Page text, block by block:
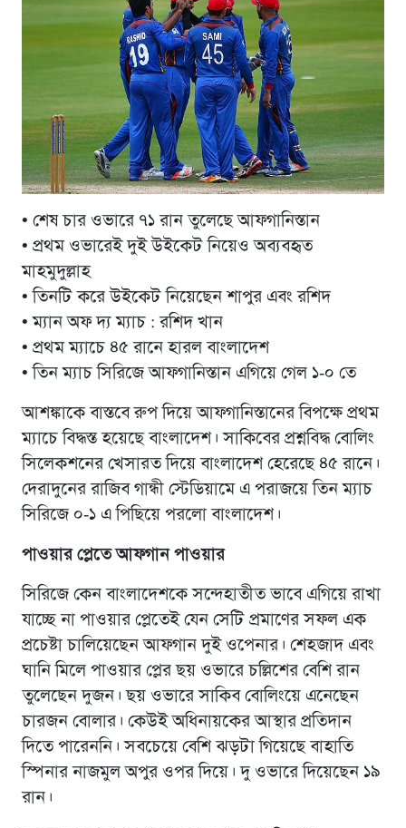
• শেষ চার ওভারে ৭১ রান তুলেছে আফগানিস্তান
• প্রথম ওভারেই দুই উইকেট নিয়েও অব্যবহৃত
মাহমুদুল্লাহ
• তিনটি করে উইকেট নিয়েছেন শাপুর এবং রশিদ
•ম্যান অফ দ্য ম্যাচ : রশিদ খান
• প্রথম ম্যাচে ৪৫ রানে হারল বাংলাদেশ
•তিন ম্যাচ সিরিজে আফগানিস্তান এগিয়ে গেল ১-০ তে
আশঙ্কাকে বাস্তবে রুপ দিয়ে আফগানিস্তানের বিপক্ষে প্রথম
ম্যাচে বিদ্ধস্ত হয়েছে বাংলাদেশ। সাকিবের প্রশ্নবিদ্ধ বোলিং
সিলেকশনের খেসারত দিয়ে বাংলাদেশ হেরেছে ৪৫ রানে।
দেরাদুনের রাজিব গান্ধী স্টেডিয়ামে এ পরাজয়ে তিন ম্যাচ
সিরিজে ০-১ এ পিছিয়ে পরলো বাংলাদেশ।
পাওয়ার প্লেতে আফগান পাওয়ার
সিরিজে কেন বাংলাদেশকে সন্দেহাতীত ভাবে এগিয়ে রাখা
যাচ্ছে না পাওয়ার প্লেতেই যেন সেটি প্রমাণের সফল এক
প্রচেষ্টা চালিয়েছেন আফগান দুই ওপেনার। শেহজাদ এবং
ঘানি মিলে পাওয়ার প্লের ছয় ওভারে চল্লিশের বেশি রান
তুলেছেন দুজন। ছয় ওভারে সাকিব বোলিংয়ে এনেছেন
চারজন বোলার। কেউই অধিনায়কের আস্থার প্রতিদান
দিতে পারেননি। সবচেয়ে বেশি ঝড়টা গিয়েছে বাহাতি
স্পিনার নাজমুল অপুর ওপর দিয়ে। দু ওভারে দিয়েছেন ১৯
রান।